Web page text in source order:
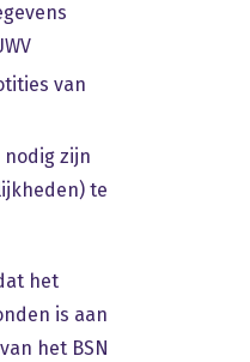
van
nodig zijn
te
het
is aan
het BSN